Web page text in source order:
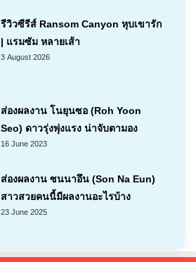
รีวิวซีรีส์ Ransom Canyon หุบเขารัก
| แรมซัม หลายเส้า
3 August 2026
ส่องผลงาน โนยุนซอ (Roh Yoon
Seo) ดาวรุ่งพุ่งแรง น่าจับตามอง
16 June 2023
ส่องผลงาน ซนนาอึน (Son Na Eun)
สาวสวยคนนี้มีผลงานอะไรบ้าง
23 June 2025